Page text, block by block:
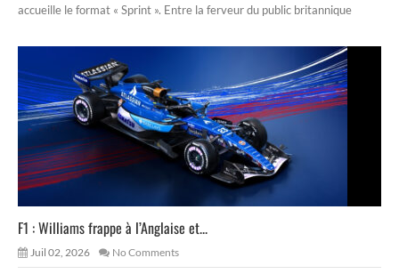
accueille le format « Sprint ». Entre la ferveur du public britannique
F1 : Williams frappe à l’Anglaise et...
Juil 02, 2026 No Comments